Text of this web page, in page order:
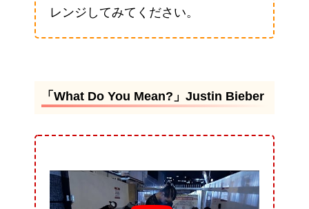
レンジしてみてください。
「What Do You Mean?」Justin Bieber